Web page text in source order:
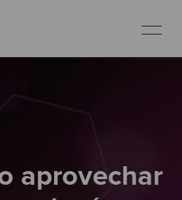
aprovechar